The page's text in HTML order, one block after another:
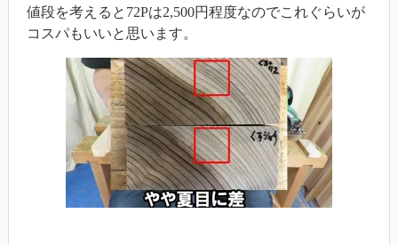
値段を考えると72Pは2,500円程度なのでこれぐらいが
コスパもいいと思います。